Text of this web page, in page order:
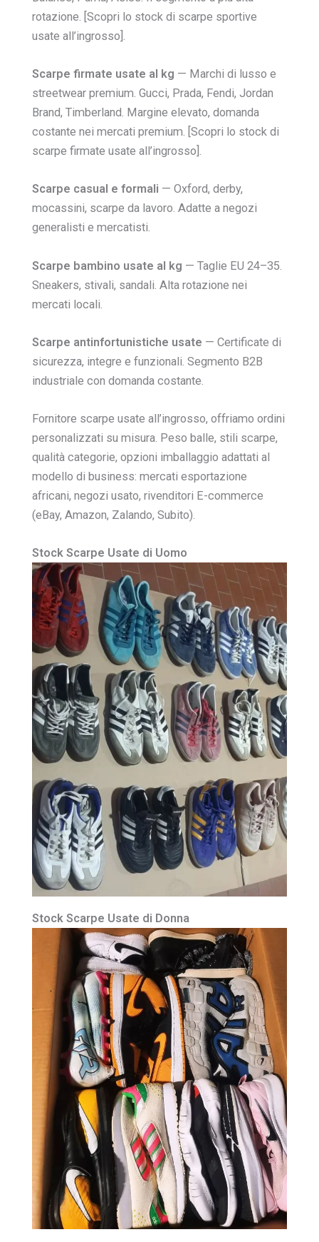
rotazione. [Scopri lo stock di scarpe sportive
usate all’ingrosso].
Scarpe firmate usate al kg — Marchi di lusso e
streetwear premium. Gucci, Prada, Fendi, Jordan
Brand, Timberland. Margine elevato, domanda
costante nei mercati premium. [Scopri lo stock di
scarpe firmate usate all’ingrosso].
Scarpe casual e formali — Oxford, derby,
mocassini, scarpe da lavoro. Adatte a negozi
generalisti e mercatisti.
Scarpe bambino usate al kg — Taglie EU 24–35.
Sneakers, stivali, sandali. Alta rotazione nei
mercati locali.
Scarpe antinfortunistiche usate — Certificate di
sicurezza, integre e funzionali. Segmento B2B
industriale con domanda costante.
Fornitore scarpe usate all’ingrosso, offriamo ordini
personalizzati su misura. Peso balle, stili scarpe,
qualità categorie, opzioni imballaggio adattati al
modello di business: mercati esportazione
africani, negozi usato, rivenditori E-commerce
(eBay, Amazon, Zalando, Subito).
Stock Scarpe Usate di Uomo
Stock Scarpe Usate di Donna